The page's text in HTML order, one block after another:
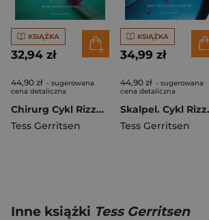
KSIĄŻKA
32,94 zł
44,90 zł - sugerowana
cena detaliczna
Chirurg Cykl Rizzoli / Isles. Tom 1
Tess Gerritsen
KSIĄŻKA
34,99 zł
44,90 zł - sugerowana
cena detaliczna
Tess Gerritsen
Inne książki Tess Gerritsen